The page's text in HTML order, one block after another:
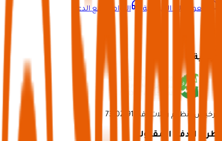
العودة إلى الرئيسية التواصل مع الدعم
برعاية
ترخيص تنظيم رحلات رقم 73102191
طرق الدفع المقبولة